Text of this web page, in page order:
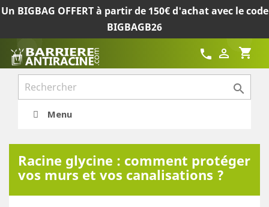
Un BIGBAG OFFERT à partir de 150€ d'achat avec le code
BIGBAGB26
shopping_cart

call

Menu
Racine glycine : comment protéger
vos murs et vos canalisations ?